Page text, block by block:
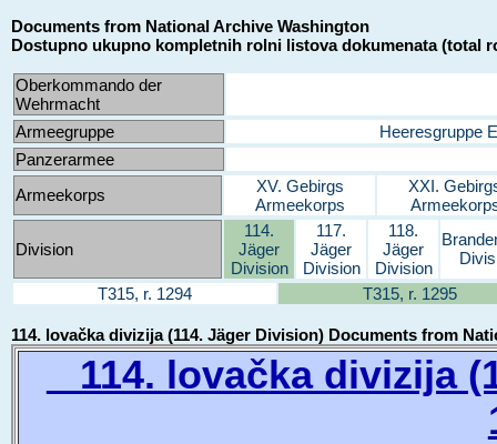
Documents from National Archive Washington
Dostupno ukupno kompletnih rolni listova dokumenata (total
Oberkommando der
Wehrmacht
Armeegruppe
Heeresgruppe E
Panzerarmee
Armeekorps
XV. Gebirgs
Armeekorps
XXI.
Division
114.
Jäger
Division
117.
Jäger
Division
118.
Jäger
Division
T315, r. 1294
T315, r. 1295
114. lovačka divizija (114. Jäger Division) Documents from
114. lovačka divizija